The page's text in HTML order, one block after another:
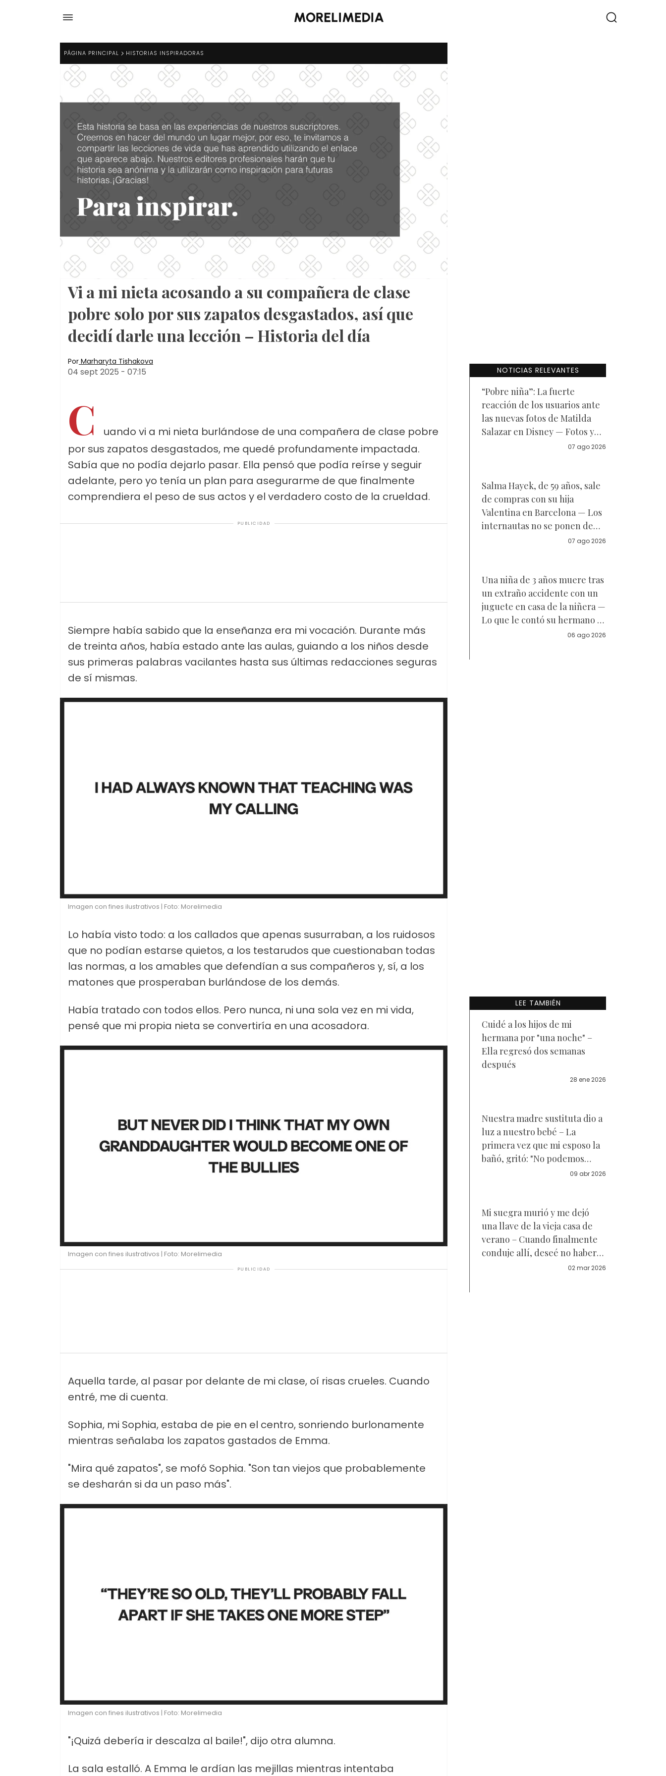
PÁGINA PRINCIPAL HISTORIAS INSPIRADORAS
Vi a mi nieta acosando a su compañera de clase
pobre solo por sus zapatos desgastados, así que
decidí darle una lección – Historia del día
Por Marharyta Tishakova
04 sept 2025 - 07:15
C
uando vi a mi nieta burlándose de una compañera de clase pobre
por sus zapatos desgastados, me quedé profundamente impactada.
Sabía que no podía dejarlo pasar. Ella pensó que podía reírse y seguir
adelante, pero yo tenía un plan para asegurarme de que finalmente
comprendiera el peso de sus actos y el verdadero costo de la crueldad.
PUBLICIDAD
Siempre había sabido que la enseñanza era mi vocación. Durante más
de treinta años, había estado ante las aulas, guiando a los niños desde
sus primeras palabras vacilantes hasta sus últimas redacciones seguras
de sí mismas.
Imagen con fines ilustrativos | Foto: Morelimedia
Lo había visto todo: a los callados que apenas susurraban, a los ruidosos
que no podían estarse quietos, a los testarudos que cuestionaban todas
las normas, a los amables que defendían a sus compañeros y, sí, a los
matones que prosperaban burlándose de los demás.
Había tratado con todos ellos. Pero nunca, ni una sola vez en mi vida,
pensé que mi propia nieta se convertiría en una acosadora.
Imagen con fines ilustrativos | Foto: Morelimedia
PUBLICIDAD
Aquella tarde, al pasar por delante de mi clase, oí risas crueles. Cuando
entré, me di cuenta.
Sophia, mi Sophia, estaba de pie en el centro, sonriendo burlonamente
mientras señalaba los zapatos gastados de Emma.
"Mira qué zapatos", se mofó Sophia. "Son tan viejos que probablemente
se desharán si da un paso más".
Imagen con fines ilustrativos | Foto: Morelimedia
"¡Quizá debería ir descalza al baile!", dijo otra alumna.
La sala estalló. A Emma le ardían las mejillas mientras intentaba
NOTICIAS RELEVANTES
“Pobre niña”: La fuerte
reacción de los usuarios ante
las nuevas fotos de Matilda
Salazar en Disney — Fotos y
07 ago 2026
Salma Hayek, de 59 años, sale
de compras con su hija
Valentina en Barcelona — Los
internautas no se ponen de
acuerdo sobre a quién se07 ago 2026
Una niña de 3 años muere tras
un extraño accidente con un
juguete en casa de la niñera —
Lo que le contó su hermano a
06 ago 2026
LEE TAMBIÉN
Cuidé a los hijos de mi
hermana por "una noche" –
Ella regresó dos semanas
después
28 ene 2026
Nuestra madre sustituta dio a
luz a nuestro bebé – La
primera vez que mi esposo la
bañó, gritó: "No podemos
quedarnos con esta niña"09 abr 2026
Mi suegra murió y me dejó
una llave de la vieja casa de
verano – Cuando finalmente
conduje allí, deseé no haberlo
02 mar 2026